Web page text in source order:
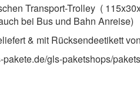
Transport-Trolley (
bei Bus und Bahn Anreise)
& mit Rücksendeetikett
gls-paketshops/